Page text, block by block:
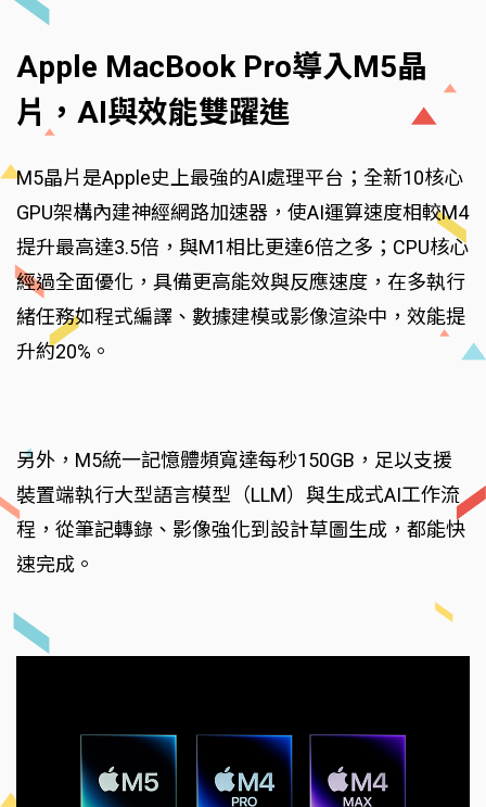
Apple MacBook Pro導入M5晶
片，AI與效能雙躍進
M5晶片是Apple史上最強的AI處理平台；全新10核心
GPU架構內建神經網路加速器，使AI運算速度相較M4
提升最高達3.5倍，與M1相比更達6倍之多；CPU核心
經過全面優化，具備更高能效與反應速度，在多執行
緒任務如程式編譯、數據建模或影像渲染中，效能提
升約20%。
另外，M5統一記憶體頻寬達每秒150GB，足以支援
裝置端執行大型語言模型（LLM）與生成式AI工作流
程，從筆記轉錄、影像強化到設計草圖生成，都能快
速完成。